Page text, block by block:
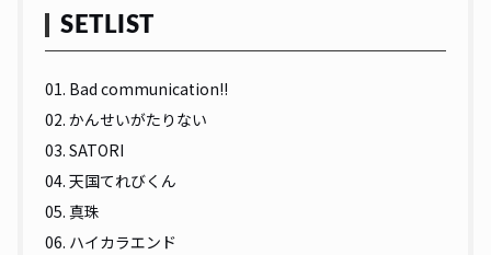
SETLIST
01. Bad communication!!
02. かんせいがたりない
03. SATORI
04. 天国てれびくん
05. 真珠
06. ハイカラエンド